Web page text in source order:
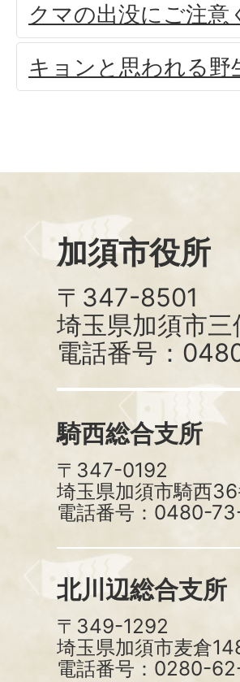
クマの出没にご注意
キョンと思われる
加須市役所
〒347-8501
埼玉県加須市三
電話番号：
騎西総合支所
〒347-0192
埼玉県加須市騎西36
電話番号：0480-73-
北川辺総合支所
〒349-1292
埼玉県加須市麦倉
電話番号：0280-62-